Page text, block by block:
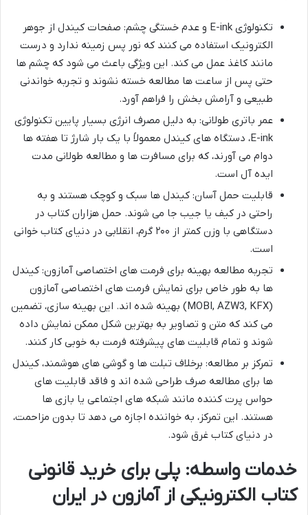
تکنولوژی E-ink و عدم خستگی چشم: صفحات کیندل از جوهر
الکترونیک استفاده می کنند که نور پس زمینه ندارد و درست
مانند کاغذ عمل می کند. این ویژگی باعث می شود که چشم ها
حتی پس از ساعت ها مطالعه خسته نشوند و تجربه خواندنی
طبیعی و آرامش بخش را فراهم آورد.
عمر باتری طولانی: به دلیل مصرف انرژی بسیار پایین تکنولوژی
E-ink، دستگاه های کیندل معمولاً با یک بار شارژ تا هفته ها
دوام می آورند، که برای مسافرت ها و مطالعه طولانی مدت
ایده آل است.
قابلیت حمل آسان: کیندل ها سبک و کوچک هستند و به
راحتی در کیف یا جیب جا می شوند. حمل هزاران کتاب در
دستگاهی با وزن کمتر از ۲۰۰ گرم، انقلابی در دنیای کتاب خوانی
است.
تجربه مطالعه بهینه برای فرمت های اختصاصی آمازون: کیندل
ها به طور خاص برای نمایش فرمت های اختصاصی آمازون
(MOBI, AZW3, KFX) بهینه شده اند. این بهینه سازی، تضمین
می کند که متن و تصاویر به بهترین شکل ممکن نمایش داده
شوند و تمام قابلیت های پیشرفته فرمت به خوبی کار کنند.
تمرکز بر مطالعه: برخلاف تبلت ها و گوشی های هوشمند، کیندل
ها برای مطالعه صرف طراحی شده اند و فاقد قابلیت های
حواس پرت کننده مانند شبکه های اجتماعی یا بازی ها
هستند. این تمرکز، به خواننده اجازه می دهد تا بدون مزاحمت،
در دنیای کتاب غرق شود.
خدمات واسطه: پلی برای خرید قانونی
کتاب الکترونیکی از آمازون در ایران